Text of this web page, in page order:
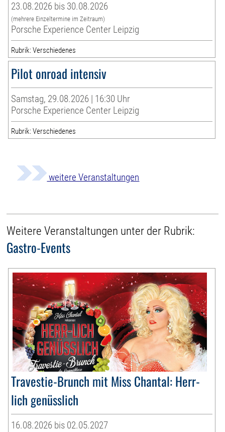
23.08.2026 bis 30.08.2026
(mehrere Einzeltermine im Zeitraum)
Porsche Experience Center Leipzig
Rubrik: Verschiedenes
Pilot onroad intensiv
Samstag, 29.08.2026 | 16:30 Uhr
Porsche Experience Center Leipzig
Rubrik: Verschiedenes
weitere Veranstaltungen
Weitere Veranstaltungen unter der Rubrik:
Gastro-Events
Travestie-Brunch mit Miss Chantal: Herr-
lich genüsslich
16.08.2026 bis 02.05.2027